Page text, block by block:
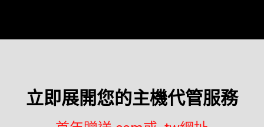
立即展開您的主機代管服務